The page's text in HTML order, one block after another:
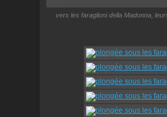
vers les faraglioni della Madonna,